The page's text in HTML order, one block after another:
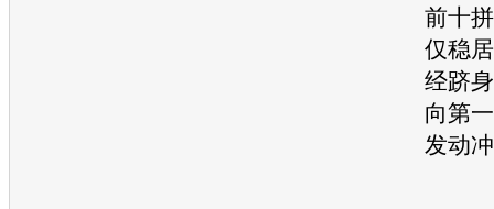
前十
仅稳
经跻
向第
发动